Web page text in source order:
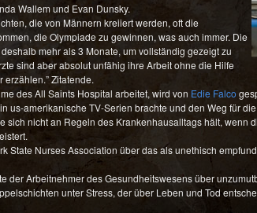
Wallem und Evan Dunsky.
die von Männern kreiiert werden, oft die
die Olympiade zu gewinnen, was auch immer. Die
mehr als 3 Monate, um vollständig gezeigt zu
sind aber absolut unfähig ihre Arbeit ohne die Hilfe
Zitatende.
des All Saints Hospital arbeitet, wird von Edie Falco
us-amerikanische TV-Serien brachte und den Weg für
nicht an Regeln des Krankenhausalltags hält, wenn
State Nurses Association über das als unethisch
der Arbeitnehmer des Gesundheitswesens über
unter Stress, der über Leben und Tod